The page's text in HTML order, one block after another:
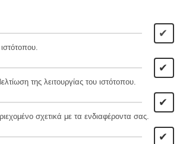
✔
✔
της λειτουργίας του ιστότοπου.
✔
σχετικά με τα ενδιαφέροντα σας.
✔